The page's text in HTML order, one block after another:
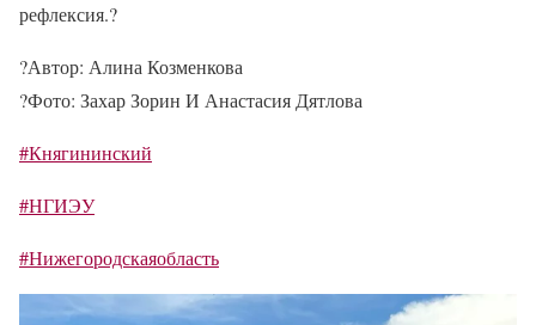
рефлексия.?
?Автор: Алина Козменкова
?Фото: Захар Зорин И Анастасия Дятлова
#Княгининский
#НГИЭУ
#Нижегородскаяобласть